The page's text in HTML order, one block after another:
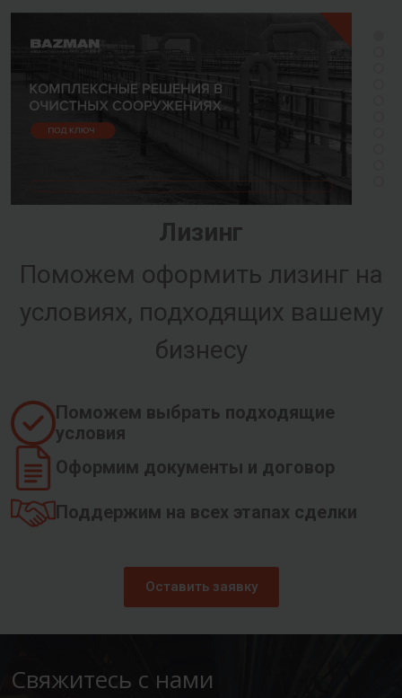
Лизинг
Поможем оформить лизинг на
условиях, подходящих вашему
бизнесу
Поможем выбрать подходящие
условия
Оформим документы и договор
Поддержим на всех этапах сделки
Оставить заявку
Свяжитесь с нами